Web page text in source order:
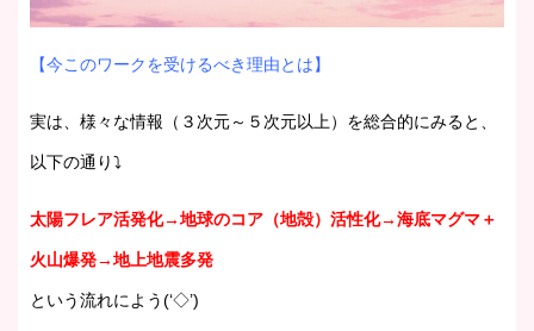
【今このワークを受けるべき理由とは】
実は、様々な情報（３次元～５次元以上）を総合的にみると、
以下の通り⤵
太陽フレア活発化→地球のコア（地殻）活性化→海底マグマ＋
火山爆発→地上地震多発
という流れによう(‘◇’)ゞ